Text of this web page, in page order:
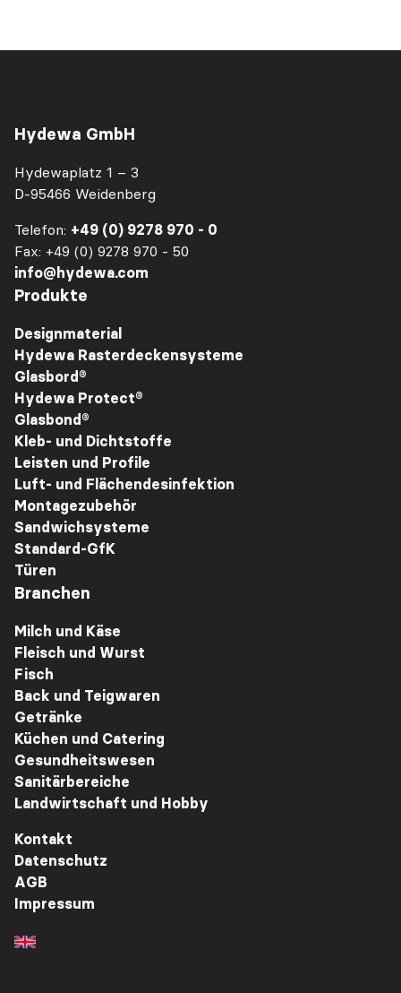
Hydewa GmbH
Hydewaplatz 1 – 3
D-95466 Weidenberg
Telefon: +49 (0) 9278 970 - 0
Fax: +49 (0) 9278 970 - 50
info@hydewa.com
Produkte
Designmaterial
Hydewa Rasterdeckensysteme
Glasbord®
Hydewa Protect®
Glasbond®
Kleb- und Dichtstoffe
Leisten und Profile
Luft- und Flächendesinfektion
Montagezubehör
Sandwichsysteme
Standard-GfK
Türen
Branchen
Milch und Käse
Fleisch und Wurst
Fisch
Back und Teigwaren
Getränke
Küchen und Catering
Gesundheitswesen
Sanitärbereiche
Landwirtschaft und Hobby
Kontakt
Datenschutz
AGB
Impressum